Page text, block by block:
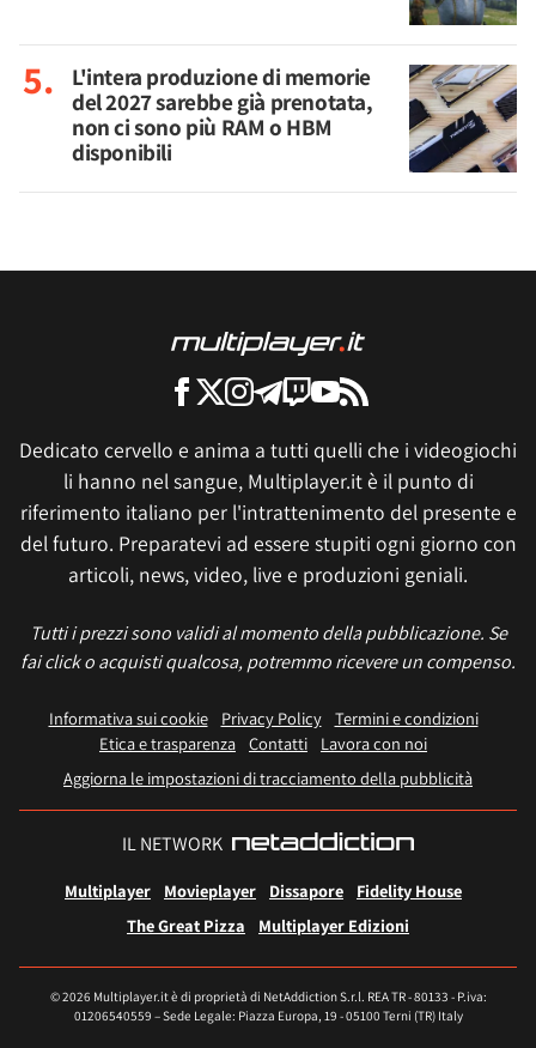
L'intera produzione di memorie
del 2027 sarebbe già prenotata,
non ci sono più RAM o HBM
disponibili
Dedicato cervello e anima a tutti quelli che i videogiochi
li hanno nel sangue, Multiplayer.it è il punto di
riferimento italiano per l'intrattenimento del presente e
del futuro. Preparatevi ad essere stupiti ogni giorno con
articoli, news, video, live e produzioni geniali.
Tutti i prezzi sono validi al momento della pubblicazione. Se
fai click o acquisti qualcosa, potremmo ricevere un compenso.
Informativa sui cookie Privacy Policy
Termini e condizioni
Etica e trasparenza Contatti
Lavora con noi
Aggiorna le impostazioni di tracciamento della pubblicità
IL NETWORK
Multiplayer Movieplayer Dissapore
Fidelity House
The Great Pizza
Multiplayer Edizioni
© 2026 Multiplayer.it è di proprietà di NetAddiction S.r.l. REA TR - 80133 - P.iva:
01206540559 – Sede Legale: Piazza Europa, 19 - 05100 Terni (TR) Italy